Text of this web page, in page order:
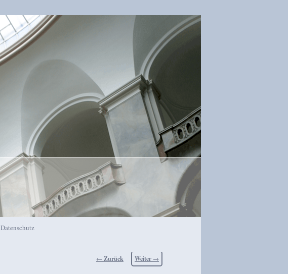
Datenschutz
Beitragsnavigation
← Zurück Weiter →